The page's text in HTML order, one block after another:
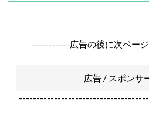
-----------広告の後に次ペー
広告 / スポンサ